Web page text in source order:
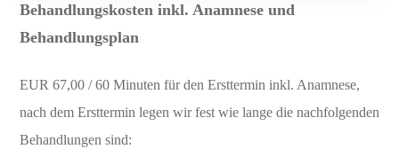
Behandlungskosten inkl. Anamnese und
Behandlungsplan
EUR 67,00 / 60 Minuten für den Ersttermin inkl. Anamnese,
nach dem Ersttermin legen wir fest wie lange die nachfolgenden
Behandlungen sind: